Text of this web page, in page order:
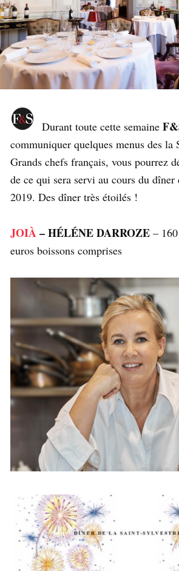
Durant toute cette semaine
communiquer quelques menus des la
Grands chefs français, vous pourrez
de ce qui sera servi au cours du dîner
2019. Des dîner très étoilés !
JOIÀ– HÉLÉNE DARROZE –
euros boissons comprises